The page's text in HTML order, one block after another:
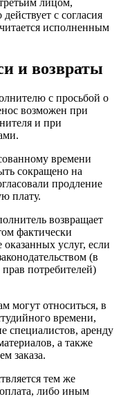
с согласия
исполненным
и возвраты
с просьбой о
возможен при
и при
времени
сокращено на
продление
плату.
возвращает
фактически
услуг, если
(в
потребителей)
могут относиться, в
времени,
специалистов, аренду
а также
заказа.
тем же
либо иным